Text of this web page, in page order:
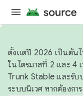
ตั้งแต่ปี 2026 เป็นต้นไ
ในไตรมาสที่ 2 และ 4
Trunk Stable และรับ
ระบบนิเวศ หากต้องกา